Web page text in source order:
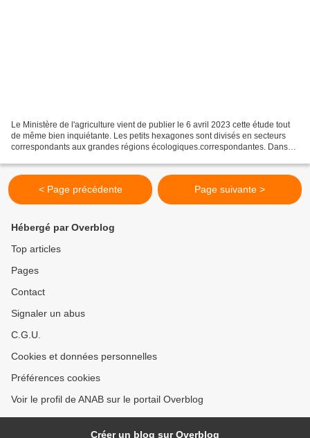
Le Ministère de l'agriculture vient de publier le 6 avril 2023 cette étude tout
de même bien inquiétante. Les petits hexagones sont divisés en secteurs
correspondants aux grandes régions écologiques.correspondantes. Dans
< Page précédente Page suivante >
Hébergé par Overblog
Top articles
Pages
Contact
Signaler un abus
C.G.U.
Cookies et données personnelles
Préférences cookies
Voir le profil de ANAB sur le portail Overblog
Créer un blog sur Overblog